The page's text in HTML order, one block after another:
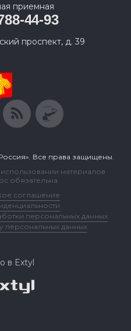
приемная
44-93
проспект, д. 39
Все права защищены.
материалов
обязательна.
соглашение
персональных данных
персональных данных
в Extyl